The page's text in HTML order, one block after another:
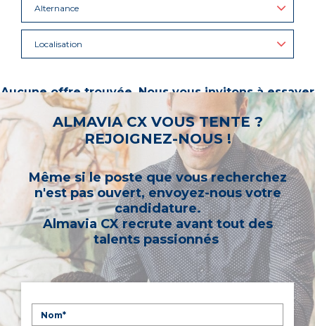
Alternance
Localisation
Aucune offre trouvée. Nous vous invitons à essayer
d’autres mots-clés ou à sélectionner un « métier ».
ALMAVIA CX VOUS TENTE ?
REJOIGNEZ-NOUS !
Même si le poste que vous recherchez
n'est pas ouvert, envoyez-nous votre
candidature.
Almavia CX recrute avant tout des
talents passionnés